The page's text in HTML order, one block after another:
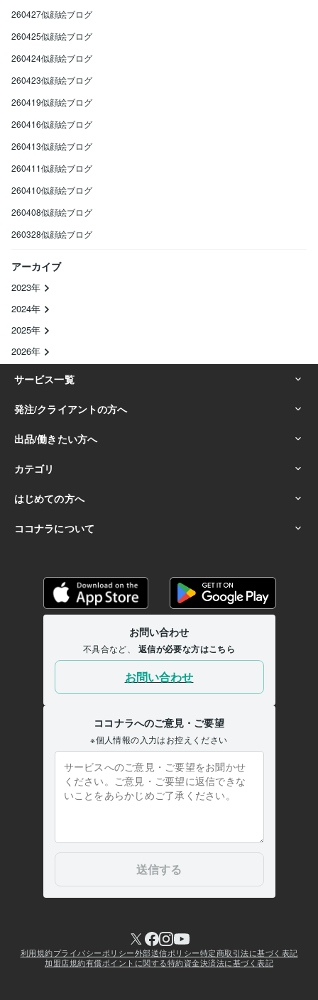
260427似顔絵ブログ
260425似顔絵ブログ
260424似顔絵ブログ
260423似顔絵ブログ
260419似顔絵ブログ
260416似顔絵ブログ
260413似顔絵ブログ
260411似顔絵ブログ
260410似顔絵ブログ
260408似顔絵ブログ
260328似顔絵ブログ
アーカイブ
2023年
2024年
2025年
2026年